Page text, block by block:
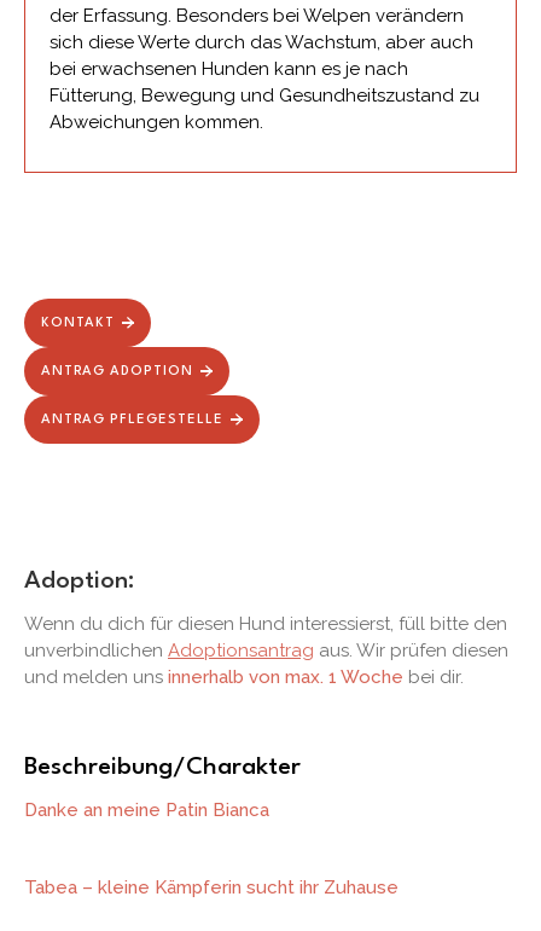
der Erfassung. Besonders bei Welpen verändern
sich diese Werte durch das Wachstum, aber auch
bei erwachsenen Hunden kann es je nach
Fütterung, Bewegung und Gesundheitszustand zu
Abweichungen kommen.
KONTAKT
ANTRAG ADOPTION
ANTRAG PFLEGESTELLE
Adoption:
Wenn du dich für diesen Hund interessierst, füll bitte den
unverbindlichen Adoptionsantrag aus. Wir prüfen diesen
und melden uns innerhalb von max. 1 Woche bei dir.
Beschreibung/Charakter
Danke an meine Patin Bianca
Tabea – kleine Kämpferin sucht ihr Zuhause